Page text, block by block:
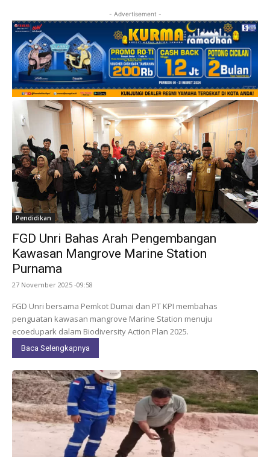
- Advertisement -
Pendidikan
FGD Unri Bahas Arah Pengembangan
Kawasan Mangrove Marine Station
Purnama
27 November 2025 -09:58
FGD Unri bersama Pemkot Dumai dan PT KPI membahas
penguatan kawasan mangrove Marine Station menuju
ecoedupark dalam Biodiversity Action Plan 2025.
Baca Selengkapnya